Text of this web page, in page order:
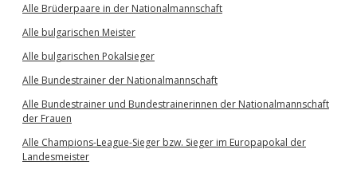
Alle Brüderpaare in der Nationalmannschaft
Alle bulgarischen Meister
Alle bulgarischen Pokalsieger
Alle Bundestrainer der Nationalmannschaft
Alle Bundestrainer und Bundestrainerinnen der Nationalmannschaft
der Frauen
Alle Champions-League-Sieger bzw. Sieger im Europapokal der
Landesmeister